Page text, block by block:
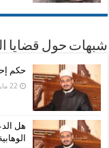
شبهات حول قضايا
حكم
22 مايو، 2026
هل